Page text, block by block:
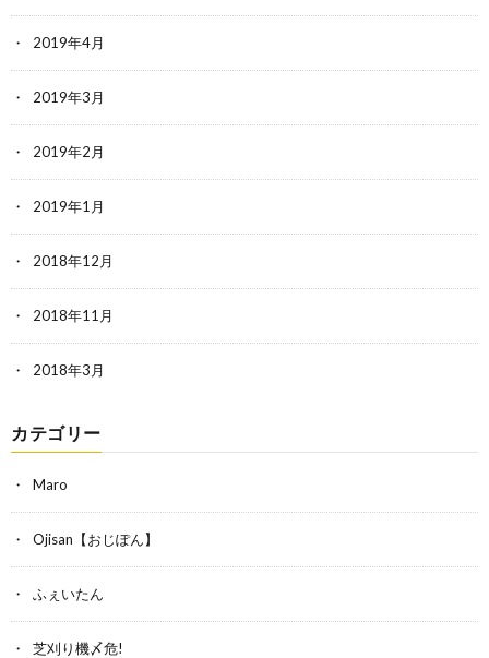
2019年4月
2019年3月
2019年2月
2019年1月
2018年12月
2018年11月
2018年3月
カテゴリー
Maro
Ojisan【おじぽん】
ふぇいたん
芝刈り機〆危!